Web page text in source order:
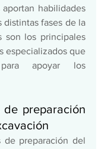
aportan habilidades
distintas fases de la
son los principales
especializados que
apoyar los
de preparación
de preparación del